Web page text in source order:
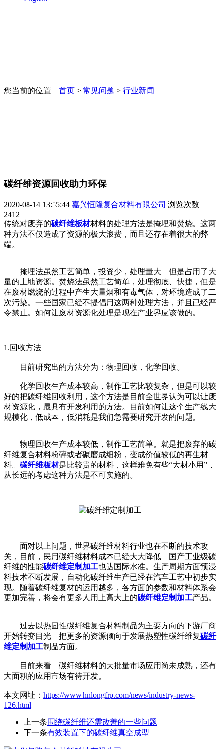
您当前的位置： 首页 > 常见问题 > 行业新闻
碳纤维资源回收助力环保
2020-08-14 13:55:44 嘉兴恒隆复合材料有限公司 浏览次数
2412
传统对废弃的碳纤维板材材料的处理方法是掩埋和焚烧。这两
种方法不仅造成了资源的极大浪费，而且还存在着很大的弊
端。
掩埋法虽然工艺简单，投资少，处理量大，但是占用了大
量的土地资源。焚烧法虽然工艺简单，处理彻底、快捷，但是
在废材燃烧的过程中产生大量烟和有毒气体，对环境造成了二
次污染。一些国家已经不提倡用这两种处理方法，并且已经严
令禁止。如何让废材资源化处理是现在产业界应该做的。
1.回收方法
目前研究出的方法分为：物理回收，化学回收。
化学回收生产成本较高，制作工艺比较复杂，但是可以较
好的把碳纤维回收利用，这个方法是目前全世界认为可以让废
材资源化，最具有开发利用的方法。目前如何让这个生产线大
规模化，低成本，低消耗是我们急需要研究开发的问题。
物理回收生产成本较低，制作工艺简单。就是把废弃的碳
纤维复合材料粉碎或者碾磨成细粉，变成价值较低的再生材
料。 碳纤维板材是比较贵的材料，这样难免有些“大材小用”，
从长远的考虑这种方法是不可实施的。
面对以上问题，世界碳纤维材料行业也在不断的技术攻
关，目前，民用碳纤维材料成本已经大大降低，国产工业级碳
纤维的性能碳纤维定制加工也达国际水准。生产周期方面预浸
料技术不断发展，自动化碳纤维生产已经在汽车工艺中初步实
现。随着碳纤维复材的运用越多，各方面的参数和材料体系会
更加完善，将会有更多人用上高大上的碳纤维定制加工产品。
过去以热固性碳纤维复合材料制品为主要方向的下游厂商
开始转变目光，把更多的资源倾向于发展热塑性碳纤维复碳纤
维定制加工制品方面。
目前来看，碳纤维材料的大批量市场应用尚未成熟，还有
大面积的应用市场有待开发。
本文网址： https://www.hnlongfrp.com/news/industry-news-
126.html
上一条围绕碳纤维还需改善的一些问题
下一条有效装置下的碳纤维真空成型